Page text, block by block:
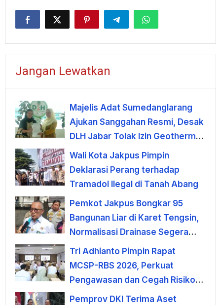
Jangan Lewatkan
Majelis Adat Sumedanglarang
Ajukan Sanggahan Resmi, Desak
DLH Jabar Tolak Izin Geothermal
Gunung Tampomas
Wali Kota Jakpus Pimpin
Deklarasi Perang terhadap
Tramadol Ilegal di Tanah Abang
Pemkot Jakpus Bongkar 95
Bangunan Liar di Karet Tengsin,
Normalisasi Drainase Segera
Dimulai
Tri Adhianto Pimpin Rapat
MCSP-RBS 2026, Perkuat
Pengawasan dan Cegah Risiko
Korupsi
Pemprov DKI Terima Aset